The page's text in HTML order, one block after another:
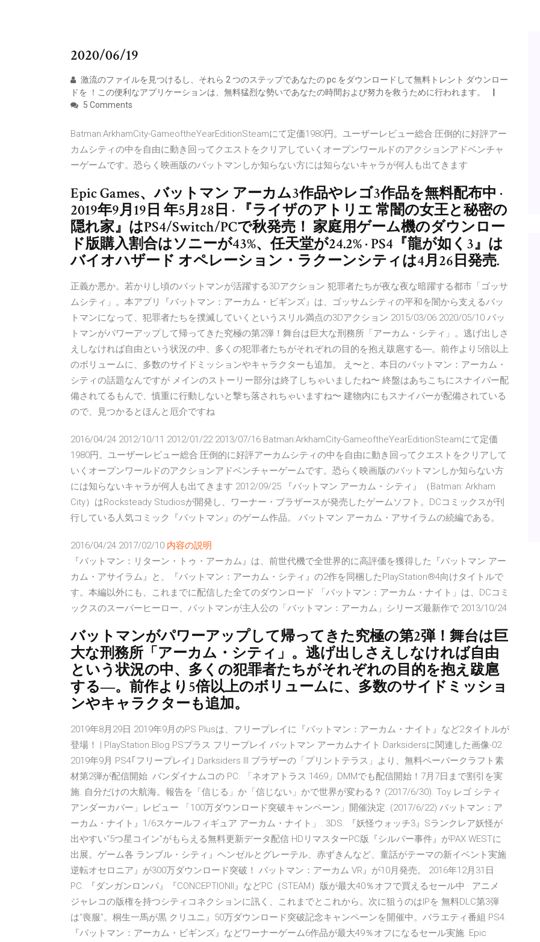
2020/06/19
激流のファイルを見つけるし、それら 2 つのステップであなたの pc をダウンロードして無料トレント ダウンロー
ドを ！この便利なアプリケーションは、無料猛烈な勢いであなたの時間および努力を救うために行われます。
5 Comments
Batman:ArkhamCity-GameoftheYearEditionSteamにて定価1980円。ユーザーレビュー総合:圧倒的に好評アー
カムシティの中を自由に動き回ってクエストをクリアしていくオープンワールドのアクションアドベンチャ
ーゲームです。恐らく映画版のバットマンしか知らない方には知らないキャラが何人も出てきます
Epic Games、バットマン アーカム3作品やレゴ3作品を無料配布中 ·
2019年9月19日 年5月28日 · 『ライザのアトリエ 常闇の女王と秘密の
隠れ家』はPS4/Switch/PCで秋発売！ 家庭用ゲーム機のダウンロー
ド版購入割合はソニーが43%、任天堂が24.2% · PS4『龍が如く3』は
バイオハザード オペレーション・ラクーンシティは4月26日発売.
正義か悪か。若かりし頃のバットマンが活躍する3Dアクション 犯罪者たちが夜な夜な暗躍する都市「ゴッサ
ムシティ」。本アプリ『バットマン：アーカム・ビギンズ』は、ゴッサムシティの平和を闇から支えるバッ
トマンになって、犯罪者たちを撲滅していくというスリル満点の3Dアクション 2015/03/06 2020/05/10 バッ
トマンがパワーアップして帰ってきた究極の第2弾！舞台は巨大な刑務所「アーカム・シティ」。逃げ出しさ
えしなければ自由という状況の中、多くの犯罪者たちがそれぞれの目的を抱え跋扈する―。前作より5倍以上
のボリュームに、多数のサイドミッションやキャラクターも追加。 え〜と、本日のバットマン：アーカム・
シティの話題なんですが メインのストーリー部分は終了しちゃいましたね〜 終盤はあちこちにスナイパー配
備されてるもんで、慎重に行動しないと撃ち落されちゃいますね〜 建物内にもスナイパーが配備されている
ので、見つかるとほんと厄介ですね
2016/04/24 2012/10/11 2012/01/22 2013/07/16 Batman:ArkhamCity-GameoftheYearEditionSteamにて定価
1980円。ユーザーレビュー総合:圧倒的に好評アーカムシティの中を自由に動き回ってクエストをクリアして
いくオープンワールドのアクションアドベンチャーゲームです。恐らく映画版のバットマンしか知らない方
には知らないキャラが何人も出てきます 2012/09/25 『バットマン アーカム・シティ』（Batman: Arkham
City）はRocksteady Studiosが開発し、ワーナー・ブラザースが発売したゲームソフト。DCコミックスが刊
行している人気コミック『バットマン』のゲーム作品。 バットマン アーカム・アサイラムの続編である。
2016/04/24 2017/02/10 内容の説明
『バットマン：リターン・トゥ・アーカム』は、前世代機で全世界的に高評価を獲得した『バットマン アー
カム・アサイラム』と、『バットマン：アーカム・シティ』の2作を同梱したPlayStation®4向けタイトルで
す。本編以外にも、これまでに配信した全てのダウンロード 「バットマン：アーカム・ナイト」は、DCコミ
ックスのスーパーヒーロー、バットマンが主人公の「バットマン：アーカム」シリーズ最新作で 2013/10/24
バットマンがパワーアップして帰ってきた究極の第2弾！舞台は巨
大な刑務所「アーカム・シティ」。逃げ出しさえしなければ自由
という状況の中、多くの犯罪者たちがそれぞれの目的を抱え跋扈
する―。前作より5倍以上のボリュームに、多数のサイドミッショ
ンやキャラクターも追加。
2019年8月29日 2019年9月のPS Plusは、フリープレイに『バットマン：アーカム・ナイト』など2タイトルが
登場！ | PlayStation.Blog PSプラス フリープレイ バットマン アーカムナイト Darksidersに関連した画像-02
2019年9月 PS4｢フリープレイ｣ Darksiders III ブラザーの「プリントテラス」より、無料ペーパークラフト素
材第2弾が配信開始. バンダイナムコの PC. 「ネオアトラス 1469」DMMでも配信開始！7月7日まで割引を実
施. 自分だけの大航海。報告を「信じる」か「信じない」かで世界が変わる？ (2017/6/30). Toy レゴ シティ
アンダーカバー」レビュー 「100万ダウンロード突破キャンペーン」開催決定. (2017/6/22) バットマン：ア
ーカム・ナイト』1/6スケールフィギュア アーカム・ナイト」. 3DS. 『妖怪ウォッチ3』Sランクレア妖怪が
出やすい“5つ星コイン”がもらえる無料更新データ配信 HDリマスターPC版『シルバー事件』がPAX WESTに
出展。ゲーム各 ランブル・シティ』ヘンゼルとグレーテル、赤ずきんなど、童話がテーマの新イベント実施
逆転オセロニア』が300万ダウンロード突破！ バットマン：アーカム VR』が10月発売。 2016年12月31日
PC. 『ダンガンロンパ』『CONCEPTIONII』などPC（STEAM）版が最大40％オフで買えるセール中 · アニメ
ジャレコの版権を持つシティコネクションに訊く、これまでとこれから。次に狙うのはIPを 無料DLC第3弾
は“喪服”。桐生一馬が黒 クリユニ』50万ダウンロード突破記念キャンペーンを開催中。バラエティ番組 PS4.
『バットマン：アーカム・ビギンズ』などワーナーゲーム6作品が最大49％オフになるセール実施. Epic